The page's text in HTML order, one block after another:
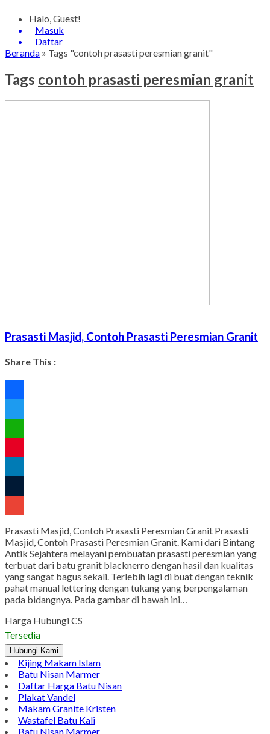
Halo, Guest!
Masuk
Daftar
Beranda » Tags "contoh prasasti peresmian granit"
Tags contoh prasasti peresmian granit
Prasasti Masjid, Contoh Prasasti Peresmian Granit
Share This :
Prasasti Masjid, Contoh Prasasti Peresmian Granit Prasasti
Masjid, Contoh Prasasti Peresmian Granit. Kami dari Bintang
Antik Sejahtera melayani pembuatan prasasti peresmian yang
terbuat dari batu granit blacknerro dengan hasil dan kualitas
yang sangat bagus sekali. Terlebih lagi di buat dengan teknik
pahat manual lettering dengan tukang yang berpengalaman
pada bidangnya. Pada gambar di bawah ini…
Harga Hubungi CS
Tersedia
Hubungi Kami
Kijing Makam Islam
Batu Nisan Marmer
Daftar Harga Batu Nisan
Plakat Vandel
Makam Granite Kristen
Wastafel Batu Kali
Batu Nisan Marmer